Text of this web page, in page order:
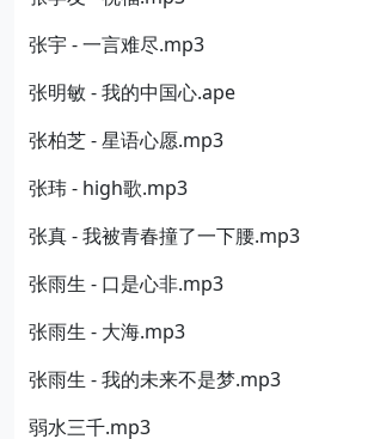
张宇 - 一言难尽.mp3
张明敏 - 我的中国心.ape
张柏芝 - 星语心愿.mp3
张玮 - high歌.mp3
张真 - 我被青春撞了一下腰.mp3
张雨生 - 口是心非.mp3
张雨生 - 大海.mp3
张雨生 - 我的未来不是梦.mp3
弱水三千.mp3